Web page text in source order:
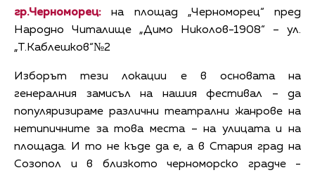
гр.Черноморец: на площад „Черноморец“ пред
Народно Читалище „Димо Николов-1908“ – ул.
„Т.Каблешков“№2
Изборът тези локации е в основата на
генералния замисъл на нашия фестивал – да
популяризираме различни театрални жанрове на
нетипичните за това места – на улицата и на
площада. И то не къде да е, а в Стария град на
Созопол и в близкото черноморско градче -